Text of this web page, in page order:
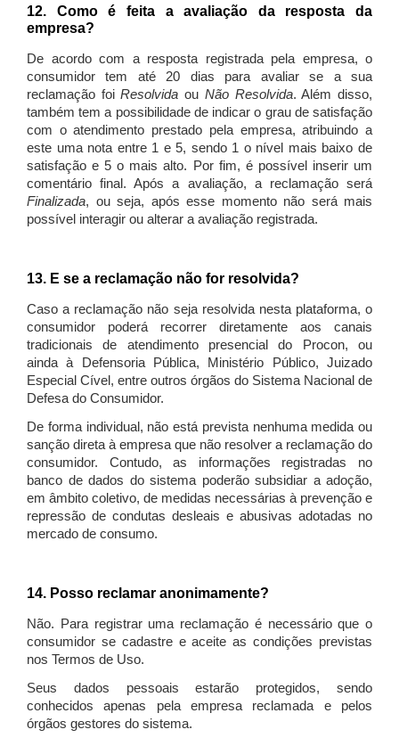
12. Como é feita a avaliação da resposta da
empresa?
De acordo com a resposta registrada pela empresa, o
consumidor tem até 20 dias para avaliar se a sua
reclamação foiResolvida ou Não Resolvida. Além disso,
também tem a possibilidade de indicar o grau de satisfação
com o atendimento prestado pela empresa, atribuindo a
este uma nota entre 1 e 5, sendo 1 o nível mais baixo de
satisfação e 5 o mais alto. Por fim, é possível inserir um
comentário final. Após a avaliação, a reclamação será
Finalizada, ou seja, após esse momento não será mais
possível interagir ou alterar a avaliação registrada.
13. E se a reclamação não for resolvida?
Caso a reclamação não seja resolvida nesta plataforma, o
consumidor poderá recorrer diretamente aos canais
tradicionais de atendimento presencial do Procon, ou
ainda à Defensoria Pública, Ministério Público, Juizado
Especial Cível, entre outros órgãos do Sistema Nacional de
Defesa do Consumidor.
De forma individual, não está prevista nenhuma medida ou
sanção direta à empresa que não resolver a reclamação do
consumidor. Contudo, as informações registradas no
banco de dados do sistema poderão subsidiar a adoção,
em âmbito coletivo, de medidas necessárias à prevenção e
repressão de condutas desleais e abusivas adotadas no
mercado de consumo.
14. Posso reclamar anonimamente?
Não. Para registrar uma reclamação é necessário que o
consumidor se cadastre e aceite as condições previstas
nos Termos de Uso.
Seus dados pessoais estarão protegidos, sendo
conhecidos apenas pela empresa reclamada e pelos
órgãos gestores do sistema.